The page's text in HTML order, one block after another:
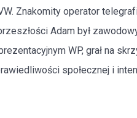
Znakomity operator
Adam był
WP, grał na
społecznej i